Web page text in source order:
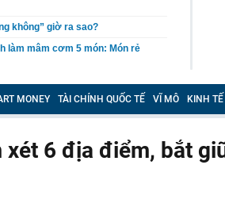
không” giờ ra sao?
làm mâm cơm 5 món: Món rẻ
để đủ điều kiện hưởng lương
cân nặng?
MONEY TÀI CHÍNH QUỐC TẾ VĨ MÔ KINH TẾ
xét 6 địa điểm, bắt